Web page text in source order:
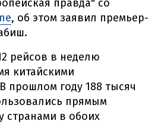
правда" со
, об этом заявил премьер-
рейсов в неделю
китайскими
прошлом году 188 тысяч
прямым
странами в обоих